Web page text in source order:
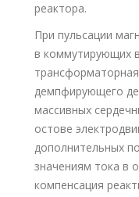
реактора.
При пульсации
в коммутирующих
демпфирующего
массивных
остове
дополнительных
значениям тока в
компенсация